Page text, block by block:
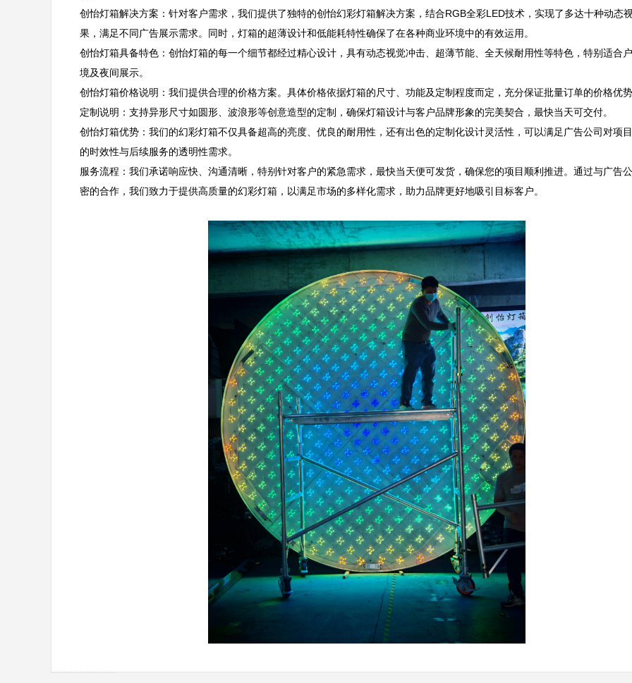
创怡灯箱解决方案：针对客户需求，我们提供了独特的创怡幻彩灯箱解决方案，结合RGB全彩LED技术，实现了多达十种动态
果，满足不同广告展示需求。同时，灯箱的超薄设计和低能耗特性确保了在各种商业环境中的有效运用。
创怡灯箱具备特色：创怡灯箱的每一个细节都经过精心设计，具有动态视觉冲击、超薄节能、全天候耐用性等特色，特别适合
境及夜间展示。
创怡灯箱价格说明：我们提供合理的价格方案。具体价格依据灯箱的尺寸、功能及定制程度而定，充分保证批量订单的价格优
定制说明：支持异形尺寸如圆形、波浪形等创意造型的定制，确保灯箱设计与客户品牌形象的完美契合，最快当天可交付。
创怡灯箱优势：我们的幻彩灯箱不仅具备超高的亮度、优良的耐用性，还有出色的定制化设计灵活性，可以满足广告公司对项
的时效性与后续服务的透明性需求。
服务流程：我们承诺响应快、沟通清晰，特别针对客户的紧急需求，最快当天便可发货，确保您的项目顺利推进。通过与广告
密的合作，我们致力于提供高质量的幻彩灯箱，以满足市场的多样化需求，助力品牌更好地吸引目标客户。